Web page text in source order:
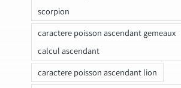
scorpion
caractere poisson ascendant gemeaux
calcul ascendant
caractere poisson ascendant lion